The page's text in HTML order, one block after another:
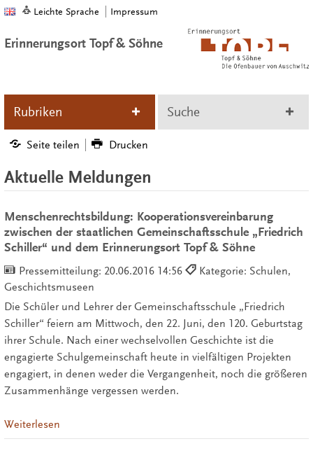
Leichte Sprache Impressum
Erinnerungsort Topf & Söhne
Rubriken Suche
Seite teilen Drucken
Aktuelle Meldungen
Menschenrechtsbildung: Kooperationsvereinbarung
zwischen der staatlichen Gemeinschaftsschule „Friedrich
Schiller“ und dem Erinnerungsort Topf & Söhne
Pressemitteilung: 20.06.2016 14:56
Kategorie: Schulen,
Geschichtsmuseen
Die Schüler und Lehrer der Gemeinschaftsschule „Friedrich
Schiller“ feiern am Mittwoch, den 22. Juni, den 120. Geburtstag
ihrer Schule. Nach einer wechselvollen Geschichte ist die
engagierte Schulgemeinschaft heute in vielfältigen Projekten
engagiert, in denen weder die Vergangenheit, noch die größeren
Zusammenhänge vergessen werden.
Weiterlesen